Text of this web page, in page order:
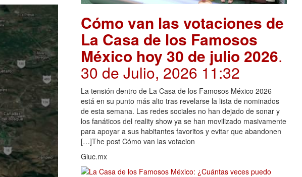
Cómo van las votaciones de
La Casa de los Famosos
México hoy 30 de julio 2026.
30 de Julio, 2026 11:32
La tensión dentro de La Casa de los Famosos México 2026
está en su punto más alto tras revelarse la lista de nominados
de esta semana. Las redes sociales no han dejado de sonar y
los fanáticos del reality show ya se han movilizado masivamente
para apoyar a sus habitantes favoritos y evitar que abandonen
[…]The post Cómo van las votacion
Gluc.mx